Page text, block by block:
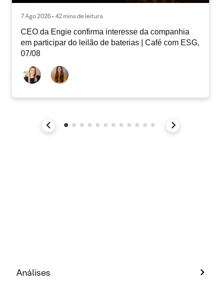
7 Ago 2026 • 42 mins de leitura
CEO da Engie confirma interesse da companhia
em participar do leilão de baterias | Café com ESG,
07/08
Análises